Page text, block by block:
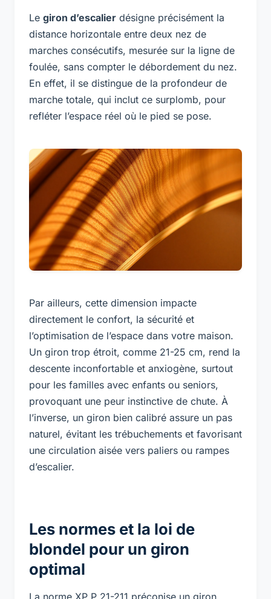
Le giron d’escalier désigne précisément la
distance horizontale entre deux nez de
marches consécutifs, mesurée sur la ligne de
foulée, sans compter le débordement du nez.
En effet, il se distingue de la profondeur de
marche totale, qui inclut ce surplomb, pour
refléter l’espace réel où le pied se pose.
Par ailleurs, cette dimension impacte
directement le confort, la sécurité et
l’optimisation de l’espace dans votre maison.
Un giron trop étroit, comme 21-25 cm, rend la
descente inconfortable et anxiogène, surtout
pour les familles avec enfants ou seniors,
provoquant une peur instinctive de chute. À
l’inverse, un giron bien calibré assure un pas
naturel, évitant les trébuchements et favorisant
une circulation aisée vers paliers ou rampes
d’escalier.
Les normes et la loi de
blondel pour un giron
optimal
La norme XP P 21-211 préconise un giron